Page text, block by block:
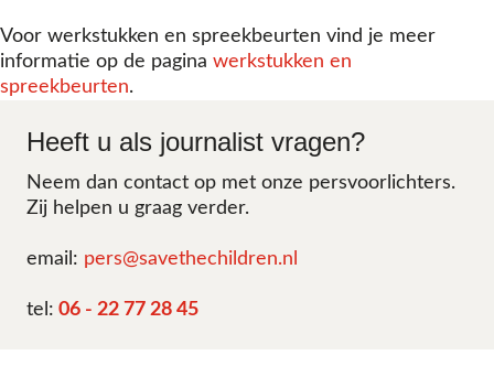
Voor werkstukken en spreekbeurten vind je meer
informatie op de pagina werkstukken en
spreekbeurten.
Heeft u als journalist vragen?
Neem dan contact op met onze persvoorlichters.
Zij helpen u graag verder.
email: pers@savethechildren.nl
tel: 06 - 22 77 28 45